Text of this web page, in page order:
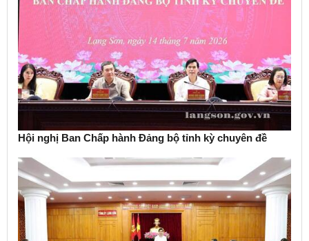
Hội nghị Ban Chấp hành Đảng bộ tỉnh kỳ chuyên đề